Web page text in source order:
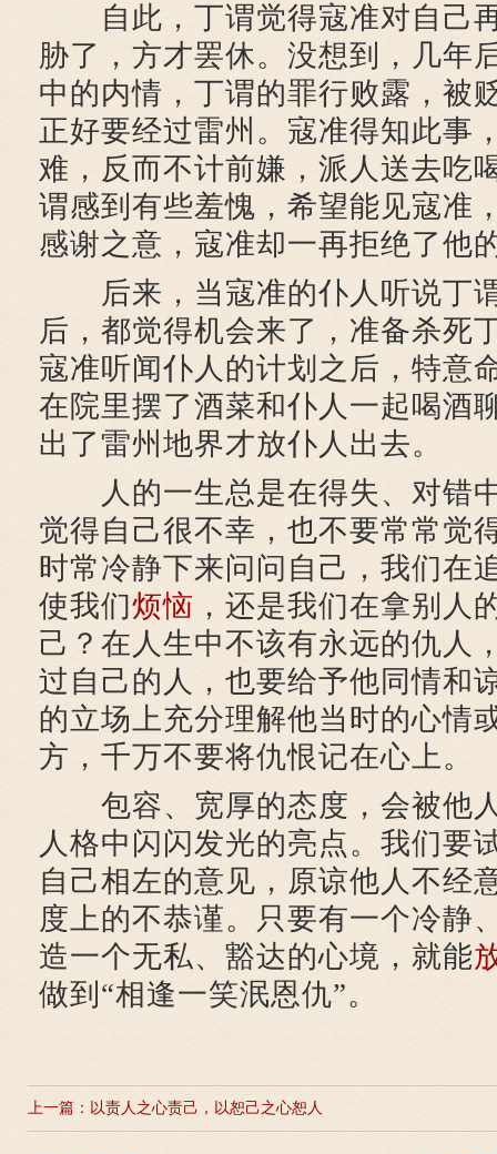
自此，丁谓觉得寇准对自己
胁了，方才罢休。没想到，几年
中的内情，丁谓的罪行败露，被
正好要经过雷州。寇准得知此事
难，反而不计前嫌，派人送去吃
谓感到有些羞愧，希望能见寇准
感谢之意，寇准却一再拒绝了他
后来，当寇准的仆人听说丁
后，都觉得机会来了，准备杀死
寇准听闻仆人的计划之后，特意
在院里摆了酒菜和仆人一起喝酒
出了雷州地界才放仆人出去。
人的一生总是在得失、对错
觉得自己很不幸，也不要常常觉
时常冷静下来问问自己，我们在
使我们烦恼 ，还是我们在拿别人
己？在人生中不该有永远的仇人
过自己的人，也要给予他同情和
的立场上充分理解他当时的心情
方，千万不要将仇恨记在心上。
包容、宽厚的态度，会被他
人格中闪闪发光的亮点。我们要
自己相左的意见，原谅他人不经
度上的不恭谨。只要有一个冷静
造一个无私、豁达的心境，就能
做到“相逢一笑泯恩仇”。
上一篇： 以责人之心责己，以恕己之心恕人